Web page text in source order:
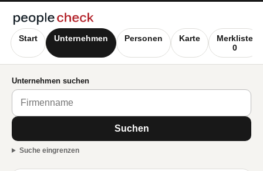
Start Unternehmen Personen Karte
Merkliste
0
Unternehmen suchen
Suchen
Suche eingrenzen